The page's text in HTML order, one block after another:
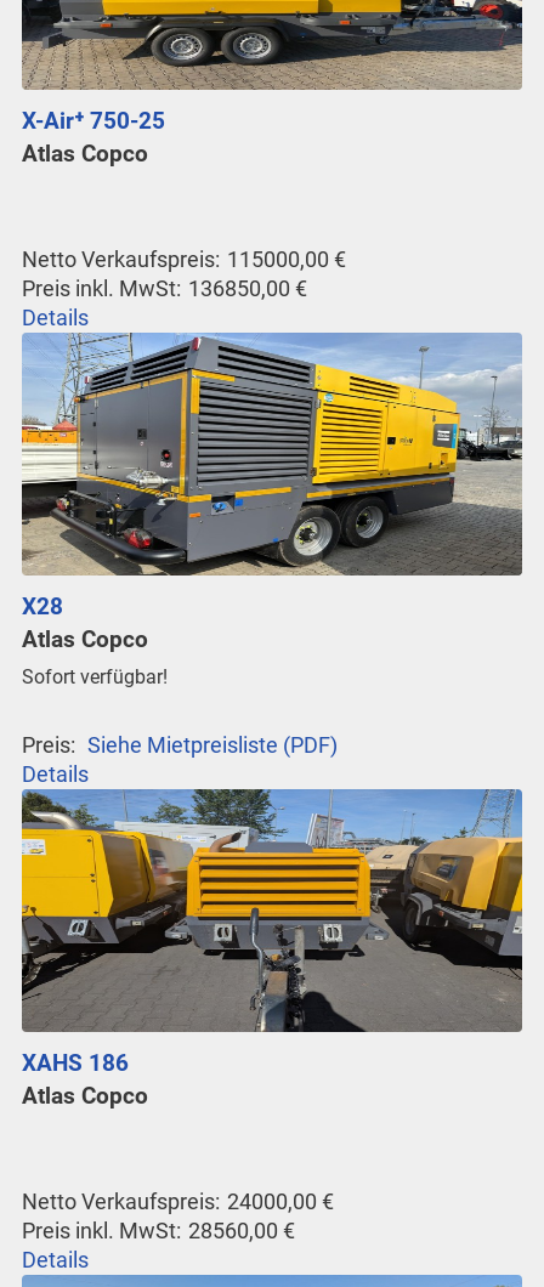
X-Air⁺ 750-25
Atlas Copco
Netto Verkaufspreis: 115000,00 €
Preis inkl. MwSt: 136850,00 €
Details
X28
Atlas Copco
Sofort verfügbar!
Preis: Siehe Mietpreisliste (PDF)
Details
XAHS 186
Atlas Copco
Netto Verkaufspreis: 24000,00 €
Preis inkl. MwSt: 28560,00 €
Details